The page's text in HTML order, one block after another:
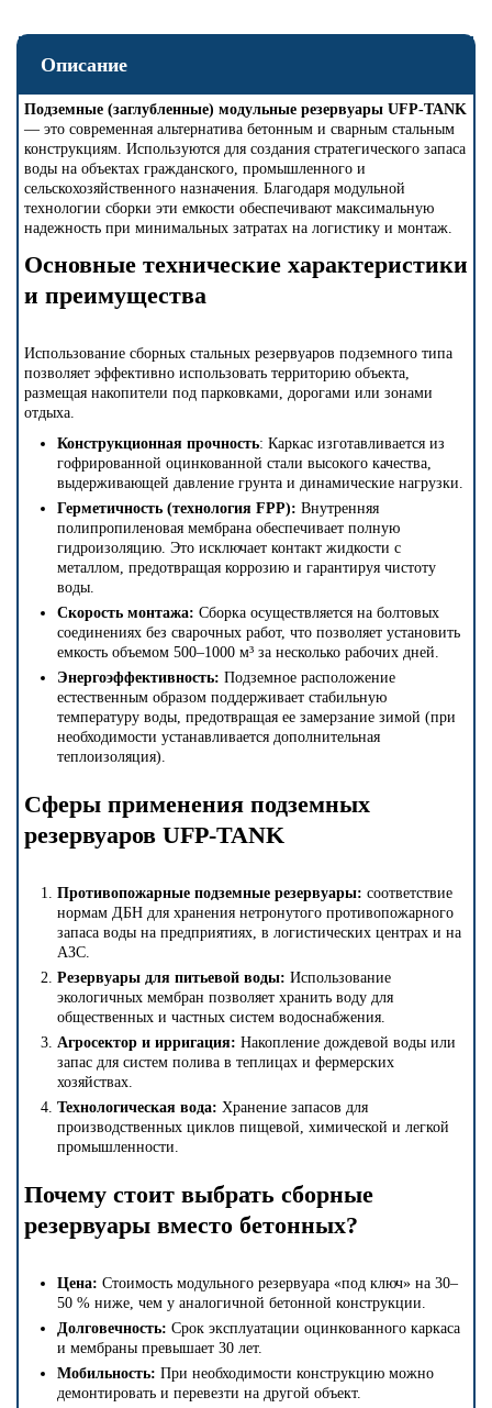
Описание
Подземные (заглубленные) модульные резервуары UFP-TANK
— это современная альтернатива бетонным и сварным стальным
конструкциям. Используются для создания стратегического запаса
воды на объектах гражданского, промышленного и
сельскохозяйственного назначения. Благодаря модульной
технологии сборки эти емкости обеспечивают максимальную
надежность при минимальных затратах на логистику и монтаж.
Основные технические характеристики
и преимущества
Использование сборных стальных резервуаров подземного типа
позволяет эффективно использовать территорию объекта,
размещая накопители под парковками, дорогами или зонами
отдыха.
Конструкционная прочность: Каркас изготавливается из
гофрированной оцинкованной стали высокого качества,
выдерживающей давление грунта и динамические нагрузки.
Герметичность (технология FPP): Внутренняя
полипропиленовая мембрана обеспечивает полную
гидроизоляцию. Это исключает контакт жидкости с
металлом, предотвращая коррозию и гарантируя чистоту
воды.
Скорость монтажа: Сборка осуществляется на болтовых
соединениях без сварочных работ, что позволяет установить
емкость объемом 500–1000 м³ за несколько рабочих дней.
Энергоэффективность: Подземное расположение
естественным образом поддерживает стабильную
температуру воды, предотвращая ее замерзание зимой (при
необходимости устанавливается дополнительная
теплоизоляция).
Сферы применения подземных
резервуаров UFP-TANK
Противопожарные подземные резервуары: соответствие
нормам ДБН для хранения нетронутого противопожарного
запаса воды на предприятиях, в логистических центрах и на
АЗС.
Резервуары для питьевой воды: Использование
экологичных мембран позволяет хранить воду для
общественных и частных систем водоснабжения.
Агросектор и ирригация: Накопление дождевой воды или
запас для систем полива в теплицах и фермерских
хозяйствах.
Технологическая вода: Хранение запасов для
производственных циклов пищевой, химической и легкой
промышленности.
Почему стоит выбрать сборные
резервуары вместо бетонных?
Цена: Стоимость модульного резервуара «под ключ» на 30–
50 % ниже, чем у аналогичной бетонной конструкции.
Долговечность: Срок эксплуатации оцинкованного каркаса
и мембраны превышает 30 лет.
Мобильность: При необходимости конструкцию можно
демонтировать и перевезти на другой объект.